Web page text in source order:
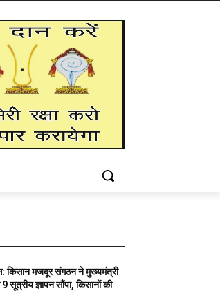
किसान मजदूर संगठन ने मुख्यमंत्री
सूत्रीय ज्ञापन सौंपा, किसानों की